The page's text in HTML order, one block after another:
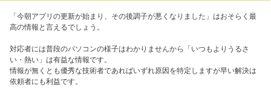
「今朝アプリの更新が始まり、その後調子が悪くなりました」はおそらく最
高の情報と言えるでしょう。
対応者には普段のパソコンの様子はわかりませんから「いつもよりうるさ
い・熱い」は有益な情報です。
情報が無くとも優秀な技術者であればいずれ原因を特定しますが早い解決は
依頼者にも利益です。